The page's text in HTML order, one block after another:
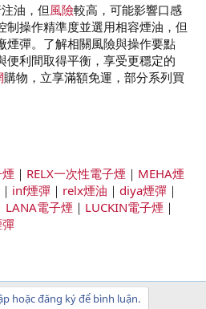
油，但 風險較高，可能影響口感
制操作精準度並選用相容煙油，但
煙彈。了解相關風險與操作要點
便利間取得平衡，享受更穩定的
購物，立享滿額免運，部分系列買
｜ RELX一次性電子煙 ｜ MEHA煙
｜ inf煙彈 ｜ relx煙油 ｜ diya煙彈 ｜
LANA電子煙 ｜ LUCKIN電子煙 ｜
hoặc đăng ký để bình luận.